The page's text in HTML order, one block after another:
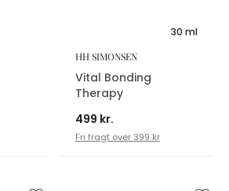
30 ml
HH SIMONSEN
Vital Bonding
Therapy
499 kr.
Fri fragt over 399 kr